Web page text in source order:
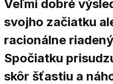
Veľmi dobré
svojho začiatku
racionálne
Spočiatku
skôr šťastiu a